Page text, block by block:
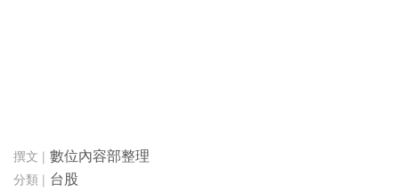
數位內容部整理
台股